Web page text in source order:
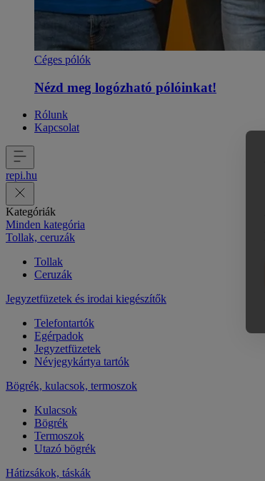
Céges pólók
Nézd meg logózható pólóinkat!
Rólunk
Kapcsolat
repi.hu
Kategóriák
Minden kategória
Tollak, ceruzák
Tollak
Ceruzák
Jegyzetfüzetek és irodai kiegészítők
Telefontartók
Egérpadok
Jegyzetfüzetek
Névjegykártya tartók
Bögrék, kulacsok, termoszok
Kulacsok
Bögrék
Termoszok
Utazó bögrék
Hátizsákok, táskák